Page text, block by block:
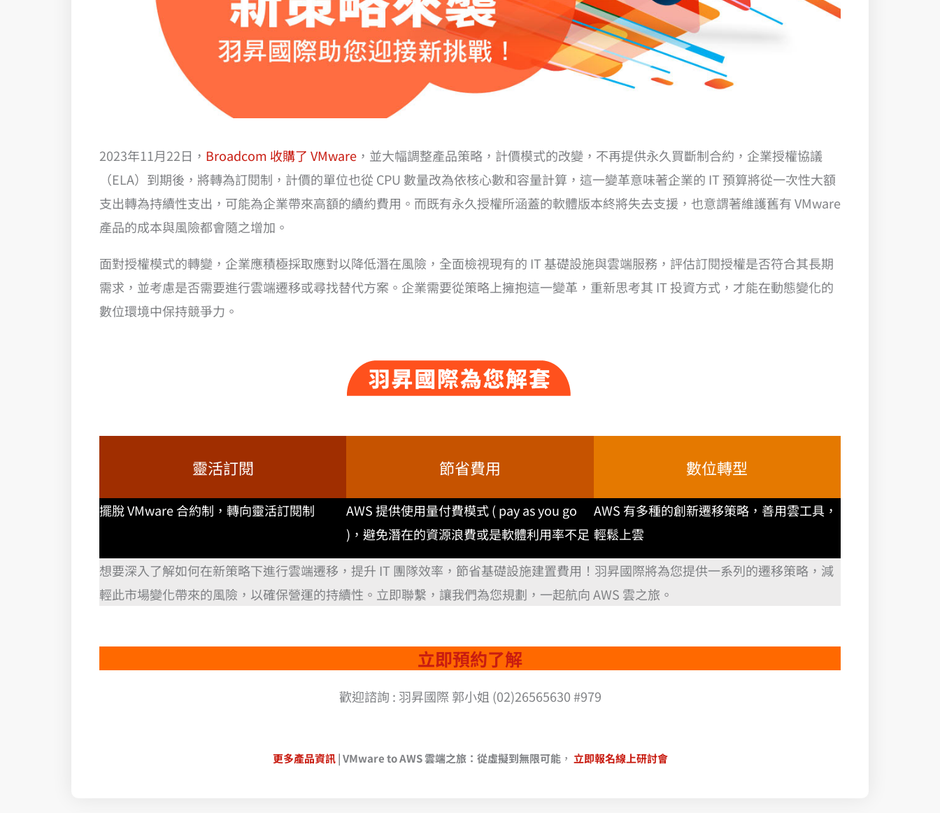
2023年11月22日， Broadcom 收購了 VMware ，並大幅調整產品策略，計價模式的改變，不再提供永久買斷制合約，企業授權協議
（ELA）到期後，將轉為訂閱制，計價的單位也從 CPU 數量改為依核心數和容量計算，這一變革意味著企業的 IT 預算將從一次性大額
支出轉為持續性支出，可能為企業帶來高額的續約費用。而既有永久授權所涵蓋的軟體版本終將失去支援，也意謂著維護舊有 VMware
產品的成本與風險都會隨之增加。
面對授權模式的轉變，企業應積極採取應對以降低潛在風險，全面檢視現有的 IT 基礎設施與雲端服務，評估訂閱授權是否符合其長期
需求，並考慮是否需要進行雲端遷移或尋找替代方案。企業需要從策略上擁抱這一變革，重新思考其 IT 投資方式，才能在動態變化的
數位環境中保持競爭力。
靈活訂閱
擺脫 VMware 合約制，轉向靈活訂閱制
節省費用
AWS 提供使用量付費模式 ( pay as you go
)，避免潛在的資源浪費或是軟體利用率不足
數位轉型
AWS 有多種的創新遷移策略，善用雲工具，
輕鬆上雲
想要深入了解如何在新策略下進行雲端遷移，提升 IT 團隊效率，節省基礎設施建置費用！羽昇國際將為您提供一系列的遷移策略，減
輕此市場變化帶來的風險，以確保營運的持續性。立即聯繫，讓我們為您規劃，一起航向 AWS 雲之旅。
立即預約了解
歡迎諮詢 : 羽昇國際 郭小姐 (02)26565630 #979
更多產品資訊|VMware to AWS 雲端之旅：從虛擬到無限可能， 立即報名線上研討會